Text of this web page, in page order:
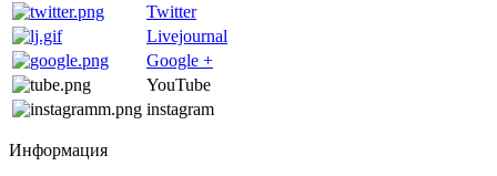
Twitter
Livejournal
Google +
YouTube
instagram
Информация